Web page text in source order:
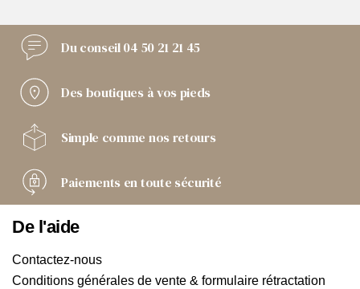
Du conseil04 50 21 21 45
Des boutiques à vos pieds
Simple comme nos retours
Paiements en toute sécurité
De l'aide
Contactez-nous
Conditions générales de vente & formulaire rétractation